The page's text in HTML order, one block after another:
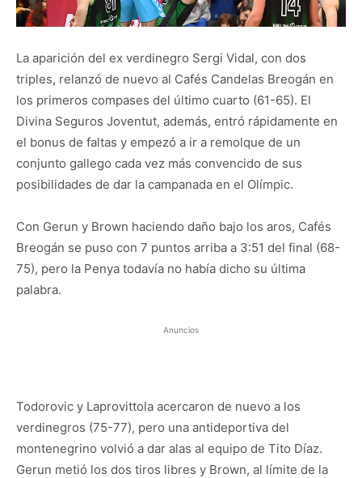
La aparición del ex verdinegro Sergi Vidal, con dos
triples, relanzó de nuevo al Cafés Candelas Breogán en
los primeros compases del último cuarto (61-65). El
Divina Seguros Joventut, además, entró rápidamente en
el bonus de faltas y empezó a ir a remolque de un
conjunto gallego cada vez más convencido de sus
posibilidades de dar la campanada en el Olímpic.
Con Gerun y Brown haciendo daño bajo los aros, Cafés
Breogán se puso con 7 puntos arriba a 3:51 del final (68-
75), pero la Penya todavía no había dicho su última
palabra.
Anuncios
Todorovic y Laprovittola acercaron de nuevo a los
verdinegros (75-77), pero una antideportiva del
montenegrino volvió a dar alas al equipo de Tito Díaz.
Gerun metió los dos tiros libres y Brown, al límite de la